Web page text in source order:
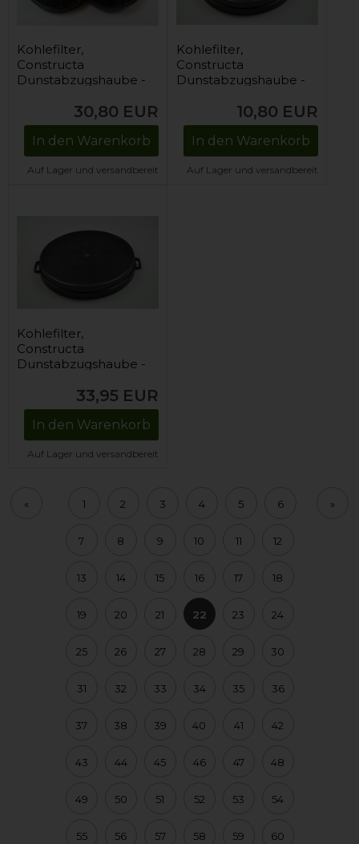
Kohlefilter,
Constructa
Dunstabzugshaube -
30,80 EUR
In den Warenkorb
Auf Lager und versandbereit
Kohlefilter,
Constructa
Dunstabzugshaube -
10,80 EUR
In den Warenkorb
Auf Lager und versandbereit
Kohlefilter,
Constructa
Dunstabzugshaube -
33,95 EUR
In den Warenkorb
Auf Lager und versandbereit
« 1 2 3 4 5 6
7 8 9 10 11 12
13 14 15 16 17 18
19 20 21 22 23 24
25 26 27 28 29 30
31 32 33 34 35 36
37 38 39 40 41 42
43 44 45 46 47 48
49 50 51 52 53 54
55 56 57 58 59 60
»